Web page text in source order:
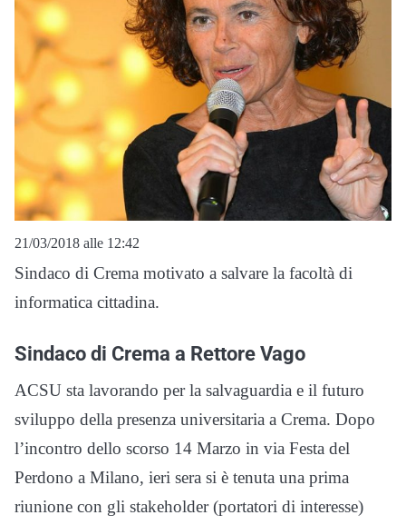
21/03/2018 alle 12:42
Sindaco di Crema motivato a salvare la facoltà di
informatica cittadina.
Sindaco di Crema a Rettore Vago
ACSU sta lavorando per la salvaguardia e il futuro
sviluppo della presenza universitaria a Crema. Dopo
l’incontro dello scorso 14 Marzo in via Festa del
Perdono a Milano, ieri sera si è tenuta una prima
riunione con gli stakeholder (portatori di interesse)